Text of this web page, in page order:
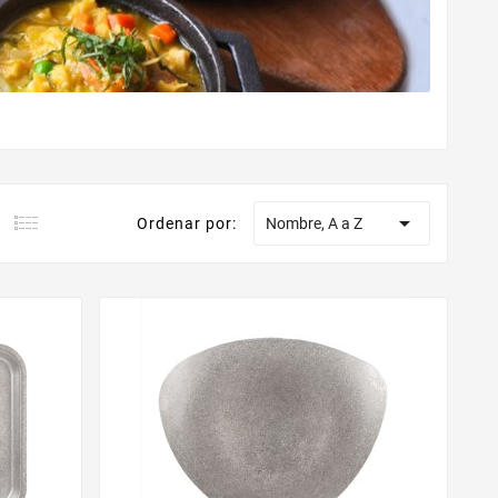
Ordenar por: Nombre, A a Z 